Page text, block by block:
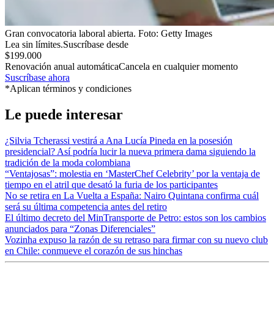
Gran convocatoria laboral abierta. Foto: Getty Images
Lea sin límites.Suscríbase desde
$199.000
Renovación anual automáticaCancela en cualquier momento
Suscríbase ahora
*Aplican términos y condiciones
Le puede interesar
¿Silvia Tcherassi vestirá a Ana Lucía Pineda en la posesión
presidencial? Así podría lucir la nueva primera dama siguiendo la
tradición de la moda colombiana
“Ventajosas”: molestia en ‘MasterChef Celebrity’ por la ventaja de
tiempo en el atril que desató la furia de los participantes
No se retira en La Vuelta a España: Nairo Quintana confirma cuál
será su última competencia antes del retiro
El último decreto del MinTransporte de Petro: estos son los cambios
anunciados para “Zonas Diferenciales”
Vozinha expuso la razón de su retraso para firmar con su nuevo club
en Chile: conmueve el corazón de sus hinchas